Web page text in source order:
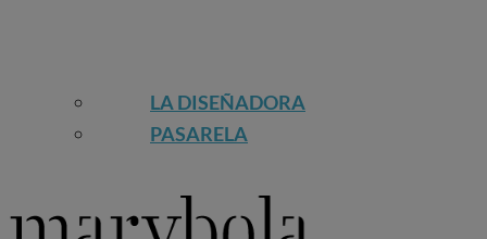
LA DISEÑADORA
PASARELA